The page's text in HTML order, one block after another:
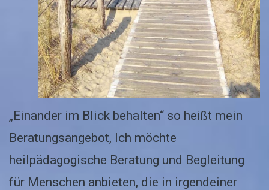
„Einander im Blick behalten“ so heißt mein
Beratungsangebot, Ich möchte
heilpädagogische Beratung und Begleitung
für Menschen anbieten, die in irgendeiner